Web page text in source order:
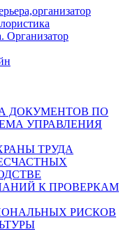
Организатор
ДОКУМЕНТОВ ПО
УПРАВЛЕНИЯ
ТРУДА
К ПРОВЕРКАМ
РИСКОВ